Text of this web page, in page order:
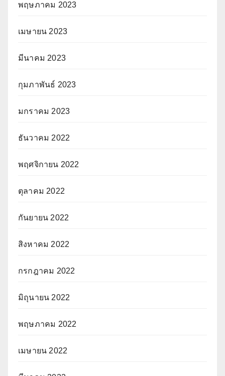
พฤษภาคม 2023
เมษายน 2023
มีนาคม 2023
กุมภาพันธ์ 2023
มกราคม 2023
ธันวาคม 2022
พฤศจิกายน 2022
ตุลาคม 2022
กันยายน 2022
สิงหาคม 2022
กรกฎาคม 2022
มิถุนายน 2022
พฤษภาคม 2022
เมษายน 2022